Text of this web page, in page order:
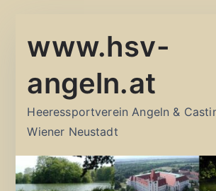
Inhalt
www.hsv-
angeln.at
Heeressportverein Angeln &
Wiener Neustadt